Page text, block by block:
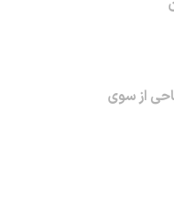
از سوی